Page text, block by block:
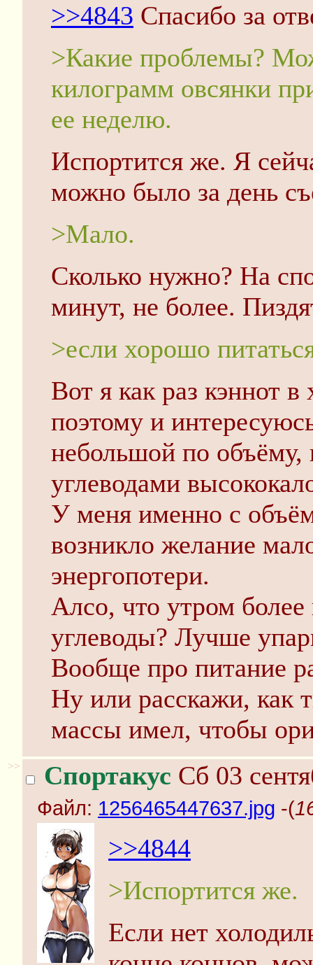
>>4843 Спасибо за
>Какие проблемы?
килограмм овсянки
ее неделю.
Испортится же. Я
можно было за день
>Мало.
Сколько нужно? На
минут, не более.
>если хорошо
Вот я как раз кэннот
поэтому и
небольшой по
углеводами
У меня именно с
возникло желание
энергопотери.
Алсо, что утром
углеводы? Лучше
Вообще про питание
Ну или расскажи, как
массы имел, чтобы
>> Спортакус Сб 03
Файл: 1256465447637.jpg -(
>>4844
>Испортится же.
Если нет